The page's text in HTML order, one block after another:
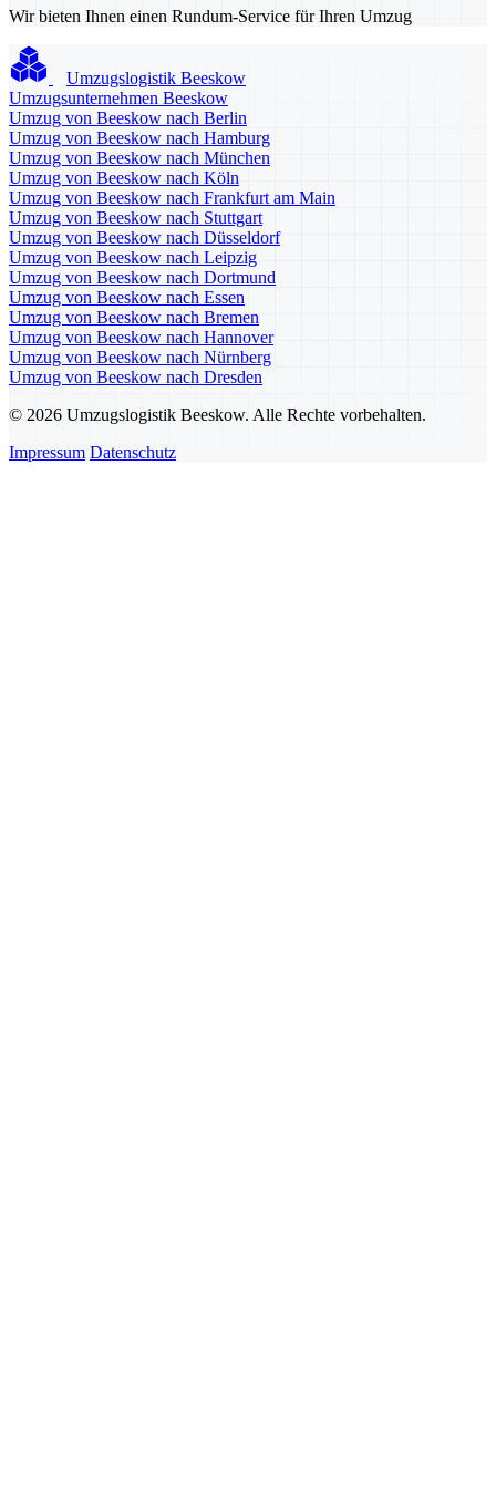
Wir bieten Ihnen einen Rundum-Service für Ihren Umzug
Umzugslogistik Beeskow
Umzugsunternehmen Beeskow
Umzug von Beeskow nach Berlin
Umzug von Beeskow nach Hamburg
Umzug von Beeskow nach München
Umzug von Beeskow nach Köln
Umzug von Beeskow nach Frankfurt am Main
Umzug von Beeskow nach Stuttgart
Umzug von Beeskow nach Düsseldorf
Umzug von Beeskow nach Leipzig
Umzug von Beeskow nach Dortmund
Umzug von Beeskow nach Essen
Umzug von Beeskow nach Bremen
Umzug von Beeskow nach Hannover
Umzug von Beeskow nach Nürnberg
Umzug von Beeskow nach Dresden
© 2026 Umzugslogistik Beeskow. Alle Rechte vorbehalten.
Impressum Datenschutz